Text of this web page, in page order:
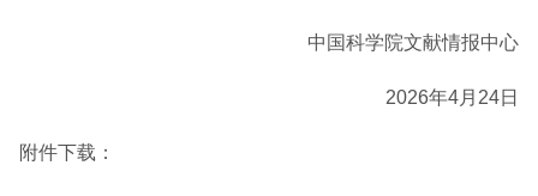
中国科学院文献情报中心
2026年4月24日
附件下载：